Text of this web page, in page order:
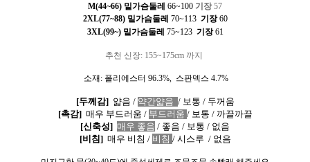
M(44~66) 밑가슴둘레 66~100 기장57
2XL(77~88) 밑가슴둘레 70~113 기장60
3XL(99~) 밑가슴둘레 75~123 기장 61
추천 신장: 155~175cm 까지
소재: 폴리에스터 96.3%, 스판덱스 4.7%
[두께감] 얇음 / 약간얇음 / 보통 / 두꺼움
[촉감] 매우 부드러움 / 부드러움 / 보통 / 까끌까끌
[신축성] 매우 좋음 / 좋음 / 보통 / 없음
[비침] 매우 비침 / 비침 / 시스루 / 없음